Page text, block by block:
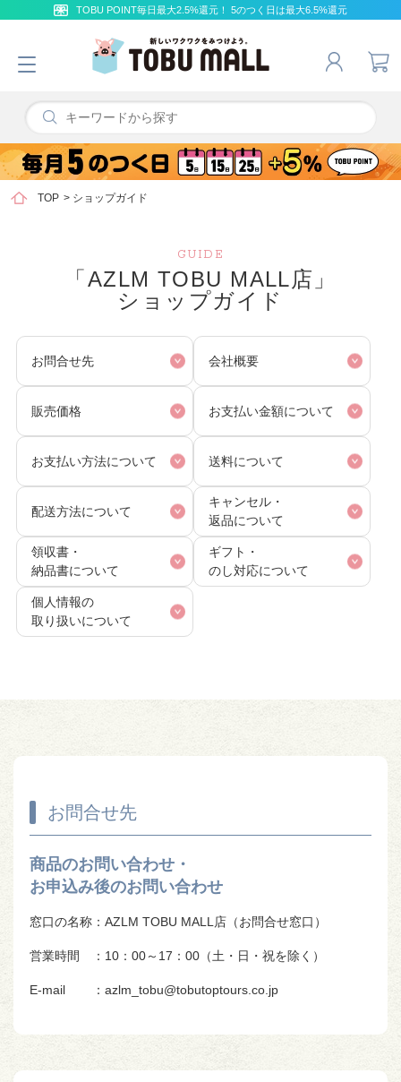
TOBU POINT毎日最大2.5%還元！ 5のつく日は最大6.5%還元
TOP > ショップガイド
GUIDE
「AZLM TOBU MALL店」
ショップガイド
お問合せ先 会社概要
販売価格 お支払い金額について
お支払い方法について 送料について
配送方法について
キャンセル・
返品について
領収書・
納品書について
ギフト・
のし対応について
個人情報の
取り扱いについて
お問合せ先
商品のお問い合わせ・
お申込み後のお問い合わせ
窓口の名称 ：AZLM TOBU MALL店（お問合せ窓口）
営業時間 ：10：00～17：00（土・日・祝を除く）
E-mail ：azlm_tobu@tobutoptours.co.jp